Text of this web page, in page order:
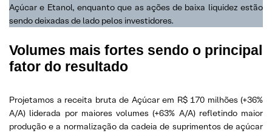
Açúcar e Etanol, enquanto que as ações de baixa liquidez estão
sendo deixadas de lado pelos investidores.
Volumes mais fortes sendo o principal
fator do resultado
Projetamos a receita bruta de Açúcar em R$ 170 milhões (+36%
A/A) liderada por maiores volumes (+63% A/A) refletindo maior
produção e a normalização da cadeia de suprimentos de açúcar